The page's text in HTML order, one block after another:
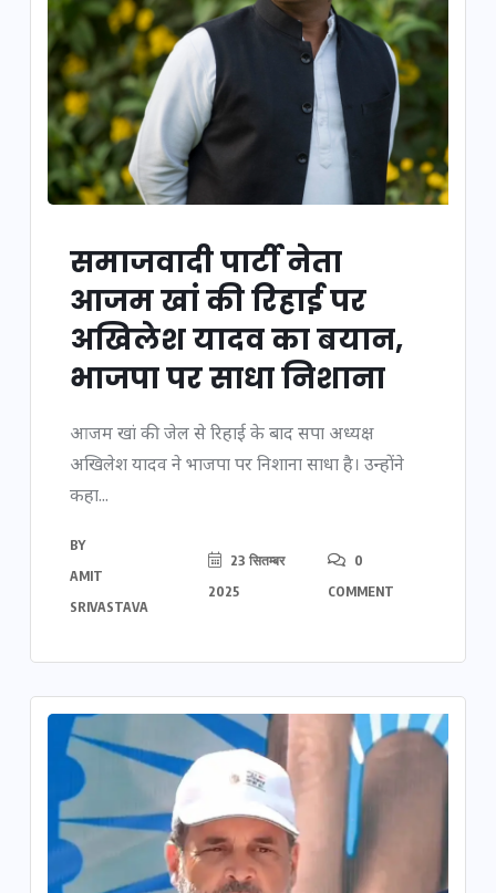
समाजवादी पार्टी नेता
आजम खां की रिहाई पर
अखिलेश यादव का बयान,
भाजपा पर साधा निशाना
आजम खां की जेल से रिहाई के बाद सपा अध्यक्ष
अखिलेश यादव ने भाजपा पर निशाना साधा है। उन्होंने
कहा...
BY
AMIT
SRIVASTAVA
23 सितम्बर
2025
0
COMMENT